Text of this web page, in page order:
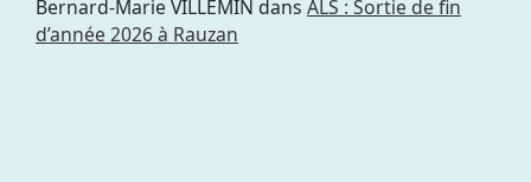
Bernard-Marie VILLEMIN dans ALS : Sortie de fin
d’année 2026 à Rauzan